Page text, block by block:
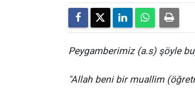
Peygamberimiz (a.s) şöyle
"Allah beni bir muallim